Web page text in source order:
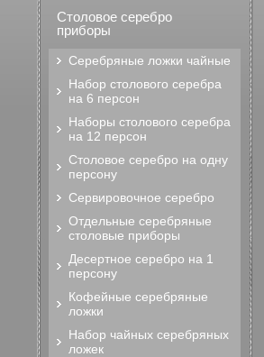
Столовое серебро
приборы
Серебряные ложки чайные
Набор столового серебра
на 6 персон
Наборы столового серебра
на 12 персон
Столовое серебро на одну
персону
Сервировочное серебро
Отдельные серебряные
столовые приборы
Десертное серебро на 1
персону
Кофейные серебряные
ложки
Набор чайных серебряных
ложек